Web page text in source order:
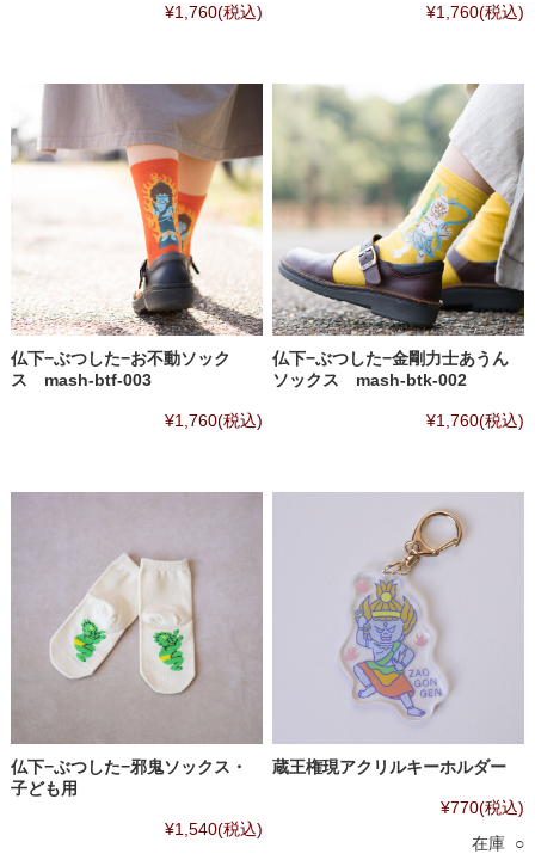
¥1,760(税込) ¥1,760(税込)
仏下−ぶつした−お不動ソック
ス mash-btf-003
¥1,760(税込)
仏下−ぶつした−金剛力士あうん
ソックス mash-btk-002
¥1,760(税込)
仏下−ぶつした−邪鬼ソックス・
子ども用
¥1,540(税込)
蔵王権現アクリルキーホルダー
¥770(税込)
在庫 ○